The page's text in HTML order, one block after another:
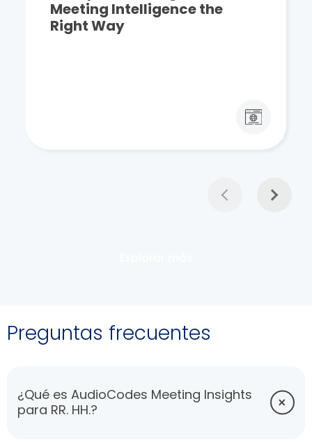
Meeting Intelligence the
Right Way
Preguntas frecuentes
¿Qué es AudioCodes Meeting Insights
para RR. HH.?